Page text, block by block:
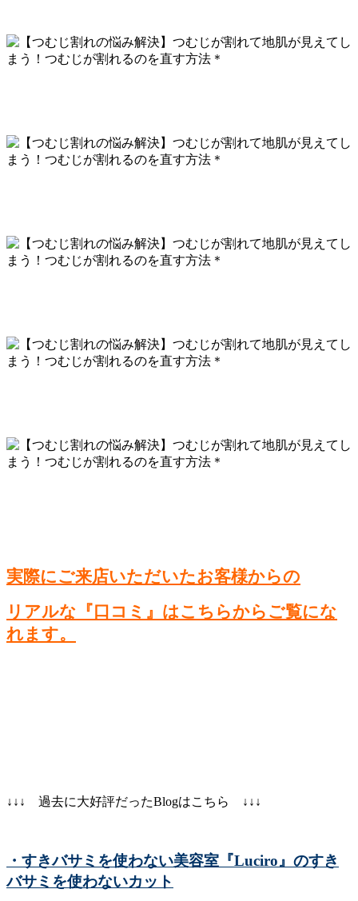
実際にご来店いただいたお客様からの
リアルな『口コミ』はこちらからご覧にな
れます。
↓↓↓ 過去に大好評だったBlogはこちら ↓↓↓
・すきバサミを使わない美容室『Luciro』のすき
バサミを使わないカット